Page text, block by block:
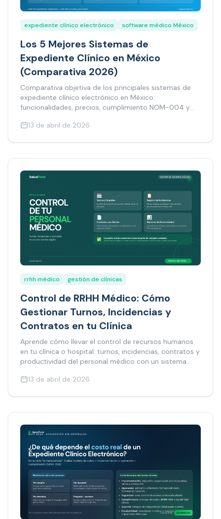
expediente clínico electrónico software médico México
Los 5 Mejores Sistemas de
Expediente Clínico en México
(Comparativa 2026)
Comparativa objetiva de los principales sistemas de
expediente clínico electrónico en México:
funcionalidades, precios, cumplimiento NOM-004 y
13 de abril de 2026
rrhh médico gestión de clínicas
Control de RRHH Médico: Cómo
Gestionar Turnos, Incidencias y
Contratos en tu Clínica
Aprende cómo llevar el control de recursos humanos
en tu clínica o hospital: turnos, incidencias, contratos y
productividad del personal médico con un sistema
13 de abril de 2026